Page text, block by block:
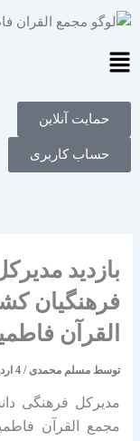
رفتن
محتوا
Main
Menu
حمایت آنلاین
حساب کاربری
بازدید
فرهنگیان
القرآن
توسط مسلم محمدی/4 اردیبهشت, 1401
مدیرکل فرهنگی
مجمع القرآن